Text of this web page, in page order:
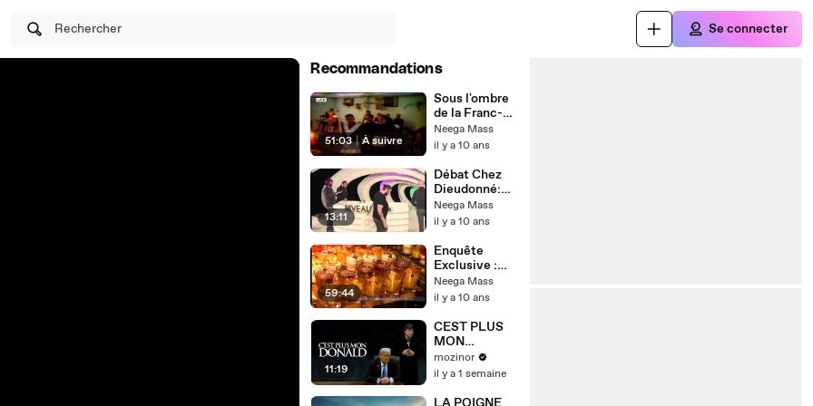
Rechercher Se connecter
Recommandations
51:03 | À suivre
Sous l'ombre
de la Franc-
maçonnerie:
Le secret
Neega Mass
il y a 10 ans
13:11
Débat Chez
Dieudonné:
Alain Soral
donne des
poings à un
juif en direct
Neega Mass
il y a 10 ans
59:44
Enquête
Exclusive :
Vie de Luxe
des
Neega Mass
il y a 10 ans
11:19
CEST PLUS
MON
DONALD
mozinor
il y a 1 semaine